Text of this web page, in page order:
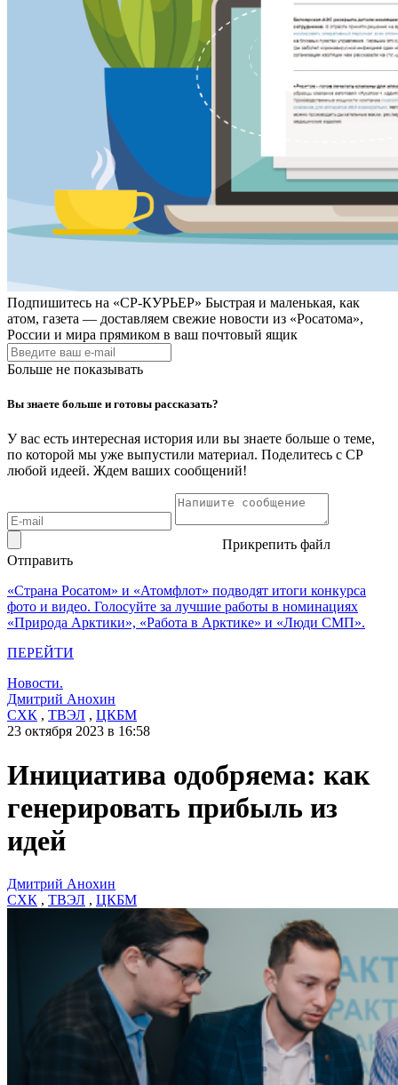
Подпишитесь на «СР-КУРЬЕР» Быстрая и маленькая, как
атом, газета — доставляем свежие новости из «Росатома»,
России и мира прямиком в ваш почтовый ящик
Больше не показывать
Вы знаете больше и готовы рассказать?
У вас есть интересная история или вы знаете больше о теме,
по которой мы уже выпустили материал. Поделитесь с СР
любой идеей. Ждем ваших сообщений!
Прикрепить файл
Отправить
«Страна Росатом» и «Атомфлот» подводят итоги конкурса
фото и видео. Голосуйте за лучшие работы в номинациях
«Природа Арктики», «Работа в Арктике» и «Люди СМП».
ПЕРЕЙТИ
Новости.
Дмитрий Анохин
СХК , ТВЭЛ , ЦКБМ
23 октября 2023 в 16:58
Инициатива одобряема: как
генерировать прибыль из
идей
Дмитрий Анохин
СХК , ТВЭЛ , ЦКБМ